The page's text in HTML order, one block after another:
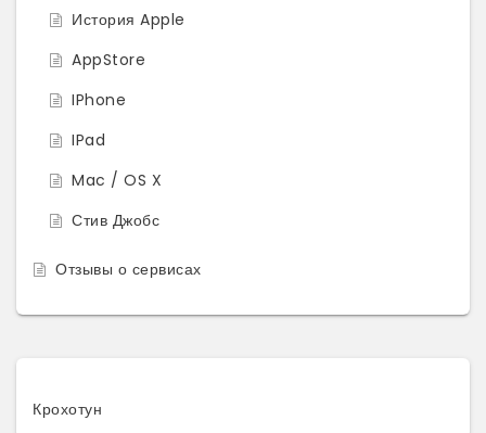
История Apple
AppStore
IPhone
IPad
Mac / OS X
Стив Джобс
Отзывы о сервисах
Крохотун